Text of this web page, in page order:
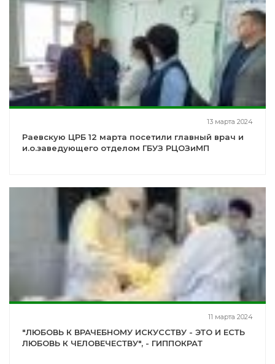
13 марта 2024
Раевскую ЦРБ 12 марта посетили главный врач и
и.о.заведующего отделом ГБУЗ РЦОЗиМП
11 марта 2024
"ЛЮБОВЬ К ВРАЧЕБНОМУ ИСКУССТВУ - ЭТО И ЕСТЬ
ЛЮБОВЬ К ЧЕЛОВЕЧЕСТВУ", - ГИППОКРАТ